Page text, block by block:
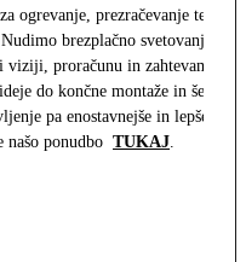
ogrevanje, prezračevanje ter
brezplačno svetovanje
proračunu in zahtevam
do končne montaže in še
pa enostavnejše in lepše.
našo ponudbo TUKAJ.